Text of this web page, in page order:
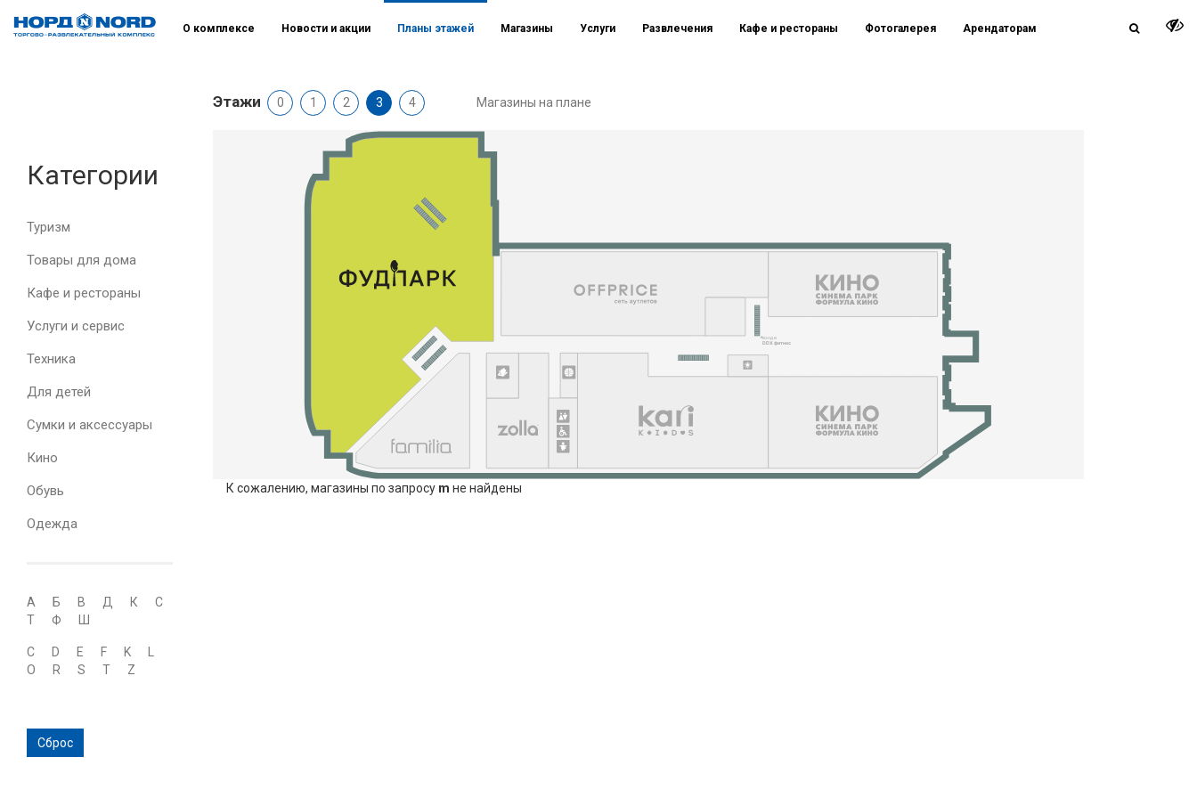
Категории
Туризм
Товары для дома
Кафе и рестораны
Услуги и сервис
Техника
Для детей
Сумки и аксессуары
Кино
Обувь
Одежда
А Б В Д К
С
Т
Ф
C D E F K
O
R S T Z
Сброс
О комплексе Новости и акции Планы этажей Магазины Услуги Развлечения Кафе и рестораны Фотогалерея Арендаторам
Этажи 0 1 2 3 4 Магазины на плане
К сожалению, магазины по запросу m не найдены